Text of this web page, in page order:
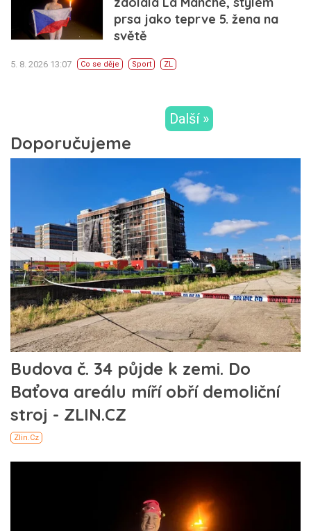
prsa jako teprve 5. žena na
světě
5. 8. 2026 13:07 Co se děje Sport ZL
Další »